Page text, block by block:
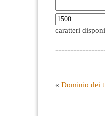
caratteri
« Dominio dei